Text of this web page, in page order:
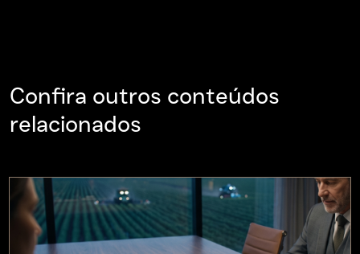
Confira outros conteúdos
relacionados